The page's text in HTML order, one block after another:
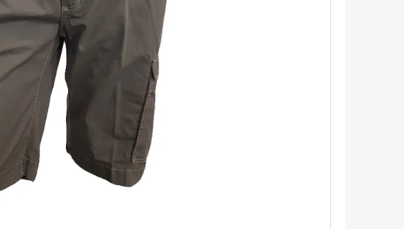
MUSTANG PÁNSKÉ TRIKO S KRÁTKÝM
RUKÁVEM
399 Kč